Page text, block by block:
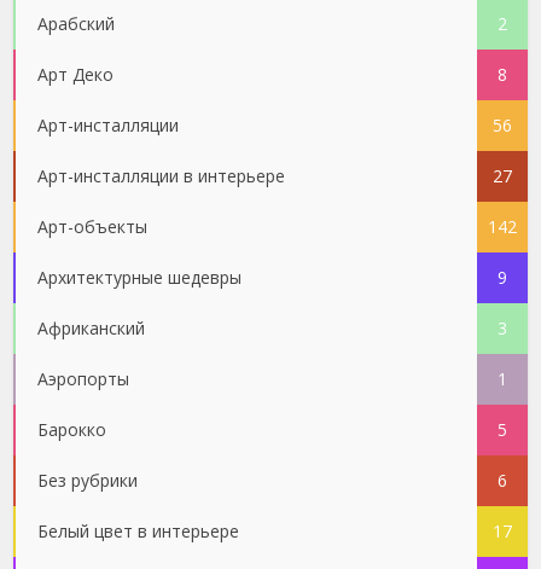
Арабский 2
Арт Деко 8
Арт-инсталляции 56
Арт-инсталляции в интерьере 27
Арт-объекты 142
Архитектурные шедевры 9
Африканский 3
Аэропорты 1
Барокко 5
Без рубрики 6
Белый цвет в интерьере 17